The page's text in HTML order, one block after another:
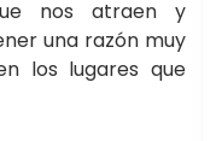
nos atraen y
una razón muy
los lugares que